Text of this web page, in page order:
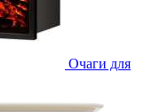
Очаги для